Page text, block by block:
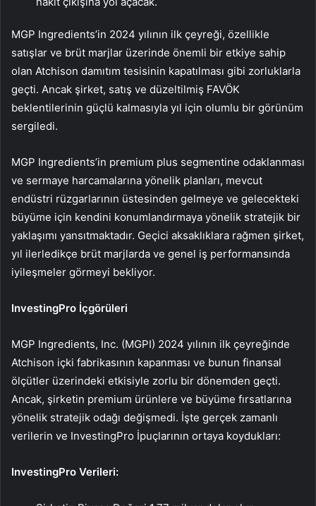
MGP Ingredients’in 2024 yılının ilk çeyreği, özellikle
satışlar ve brüt marjlar üzerinde önemli bir etkiye sahip
olan Atchison damıtım tesisinin kapatılması gibi zorluklarla
geçti. Ancak şirket, satış ve düzeltilmiş FAVÖK
beklentilerinin güçlü kalmasıyla yıl için olumlu bir görünüm
sergiledi.
MGP Ingredients’in premium plus segmentine odaklanması
ve sermaye harcamalarına yönelik planları, mevcut
endüstri rüzgarlarının üstesinden gelmeye ve gelecekteki
büyüme için kendini konumlandırmaya yönelik stratejik bir
yaklaşımı yansıtmaktadır. Geçici aksaklıklara rağmen şirket,
yıl ilerledikçe brüt marjlarda ve genel iş performansında
iyileşmeler görmeyi bekliyor.
InvestingPro İçgörüleri
MGP Ingredients, Inc. (MGPI) 2024 yılının ilk çeyreğinde
Atchison içki fabrikasının kapanması ve bunun finansal
ölçütler üzerindeki etkisiyle zorlu bir dönemden geçti.
Ancak, şirketin premium ürünlere ve büyüme fırsatlarına
yönelik stratejik odağı değişmedi. İşte gerçek zamanlı
verilerin ve InvestingPro İpuçlarının ortaya koydukları:
InvestingPro Verileri: